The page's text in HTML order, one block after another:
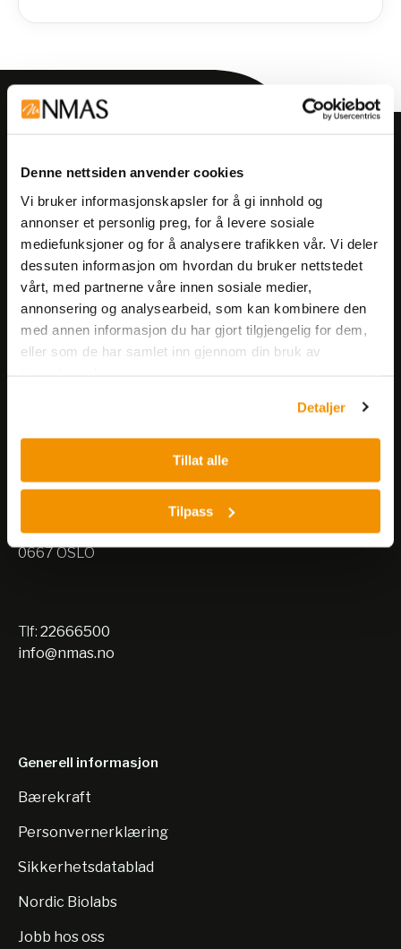
Denne nettsiden anvender cookies
Vi bruker informasjonskapsler for å gi innhold og
annonser et personlig preg, for å levere sosiale
mediefunksjoner og for å analysere trafikken vår. Vi deler
dessuten informasjon om hvordan du bruker nettstedet
vårt, med partnerne våre innen sosiale medier,
annonsering og analysearbeid, som kan kombinere den
med annen informasjon du har gjort tilgjengelig for dem,
eller som de har samlet inn gjennom din bruk av
Detaljer
Tillat alle
Tilpass
Få informasjon om produkter,
arrangementer og kampanjer.
Meld på nyhetsbrev
Besøksadresse:
0667 OSLO
Nils Hansens vei 10
0667 OSLO
Tlf: 22666500
info@nmas.no
Generell informasjon
Bærekraft
Personvernerklæring
Sikkerhetsdatablad
Nordic Biolabs
Jobb hos oss